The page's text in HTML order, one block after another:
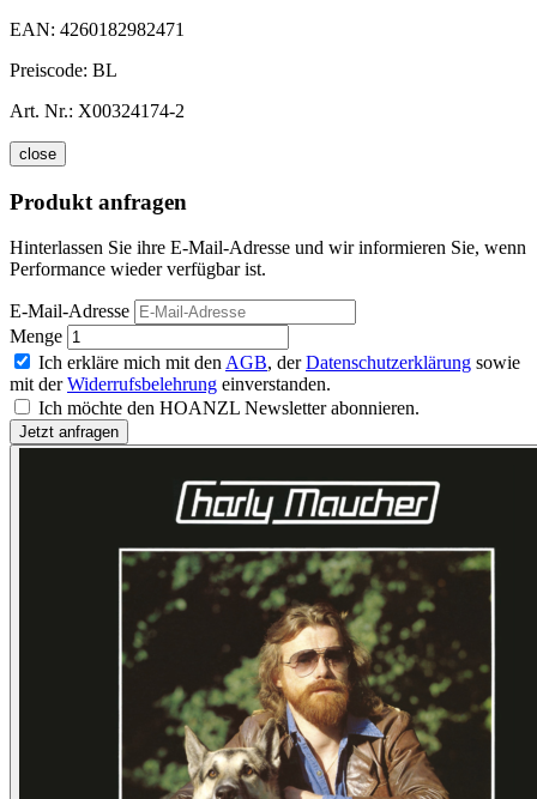
EAN: 4260182982471
Preiscode: BL
Art. Nr.: X00324174-2
close
Produkt anfragen
Hinterlassen Sie ihre E-Mail-Adresse und wir informieren Sie, wenn
Performance wieder verfügbar ist.
E-Mail-Adresse
Menge
Ich erkläre mich mit den AGB, derDatenschutzerklärung sowie
mit derWiderrufsbelehrung einverstanden.
Ich möchte den HOANZL Newsletter abonnieren.